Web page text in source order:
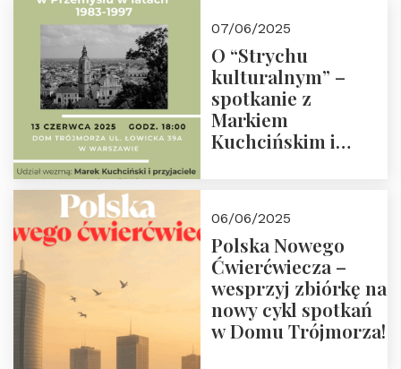
07/06/2025
O “Strychu
kulturalnym” –
spotkanie z
Markiem
Kuchcińskim i
18:00
06/06/2025
Polska Nowego
Ćwierćwiecza –
wesprzyj zbiórkę na
nowy cykl spotkań
w Domu Trójmorza!